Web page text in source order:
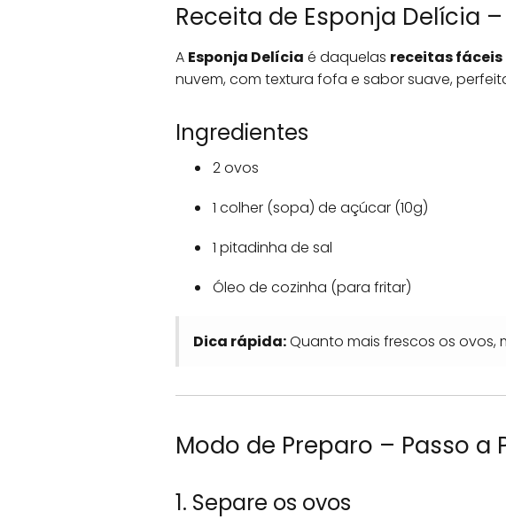
Receita de Esponja Delícia
A Esponja Delícia é daquelas receitas fáceis
nuvem, com textura fofa e sabor suave,
Ingredientes
2 ovos
1 colher (sopa) de açúcar (10g)
1 pitadinha de sal
Óleo de cozinha (para fritar)
Dica rápida:Quanto mais frescos os ovos,
Modo de Preparo – Passo a
1. Separe os ovos